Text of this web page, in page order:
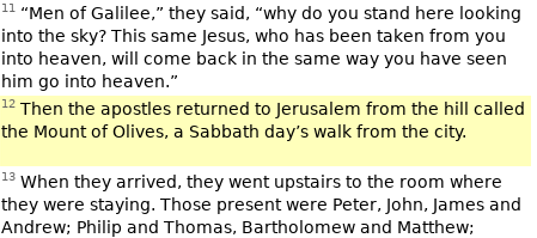
11 “Men of Galilee,” they said, “why do you stand here looking
into the sky? This same Jesus, who has been taken from you
into heaven, will come back in the same way you have seen
him go into heaven.”
12 Then the apostles returned to Jerusalem from the hill called
the Mount of Olives, a Sabbath day’s walk from the city.
13 When they arrived, they went upstairs to the room where
they were staying. Those present were Peter, John, James and
Andrew; Philip and Thomas, Bartholomew and Matthew;